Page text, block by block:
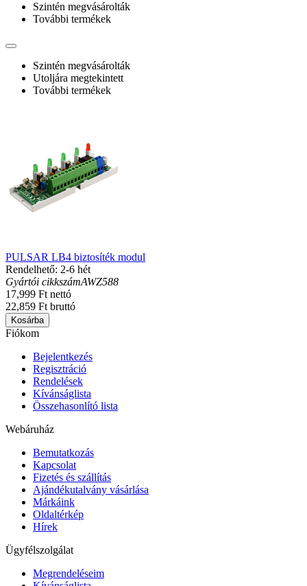
Szintén megvásárolták
További termékek
Szintén megvásárolták
Utoljára megtekintett
További termékek
PULSAR LB4 biztosíték modul
Rendelhető: 2-6 hét
Gyártói cikkszámAWZ588
17,999 Ft nettó
22,859 Ft bruttó
Kosárba
Fiókom
Bejelentkezés
Regisztráció
Rendelések
Kívánságlista
Összehasonlító lista
Webáruház
Bemutatkozás
Kapcsolat
Fizetés és szállítás
Ajándékutalvány vásárlása
Márkáink
Oldaltérkép
Hírek
Ügyfélszolgálat
Megrendeléseim